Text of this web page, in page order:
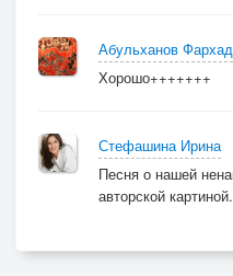
Абульханов Фархад
Хорошо+++++++
Стефашина Ирина
Песня о нашей
авторской картиной.